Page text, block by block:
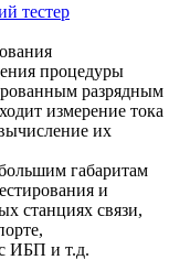
тестер
процедуры
разрядным
измерение тока
их
габаритам
и
станциях связи,
ИБП и т.д.